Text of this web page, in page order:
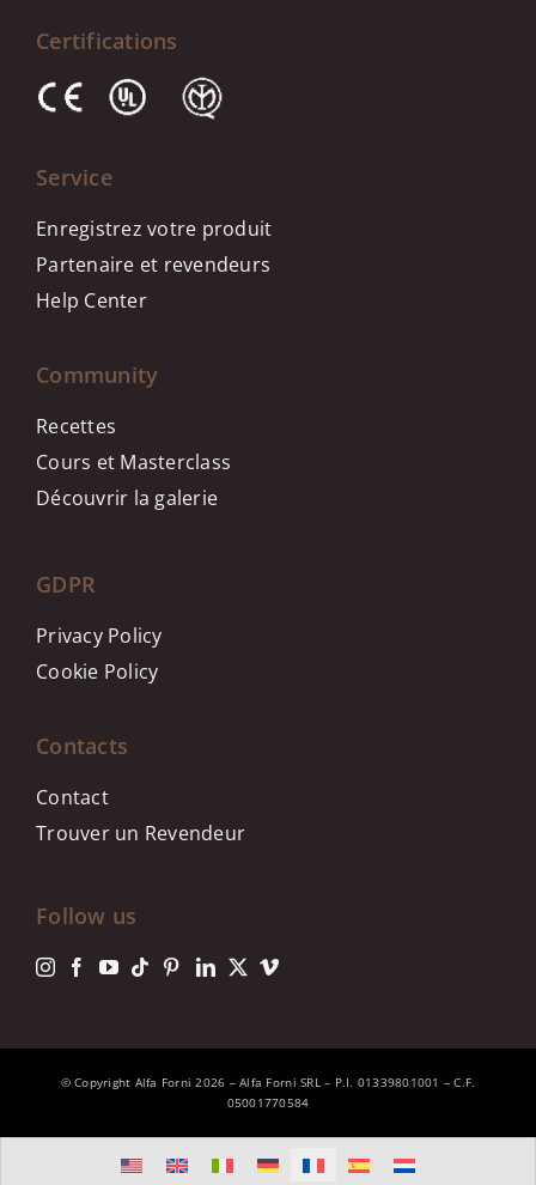
Certifications
Service
Enregistrez votre produit
Partenaire et revendeurs
Help Center
Community
Recettes
Cours et Masterclass
Découvrir la galerie
GDPR
Privacy Policy
Cookie Policy
Contacts
Contact
Trouver un Revendeur
Follow us
© Copyright Alfa Forni 2026 – Alfa Forni SRL – P.I. 01339801001 – C.F.
05001770584